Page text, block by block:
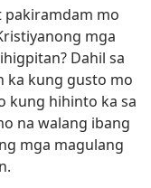
pakiramdam mo
mga
Dahil sa
ka kung gusto mo
kung hihinto ka sa
na walang ibang
mga magulang